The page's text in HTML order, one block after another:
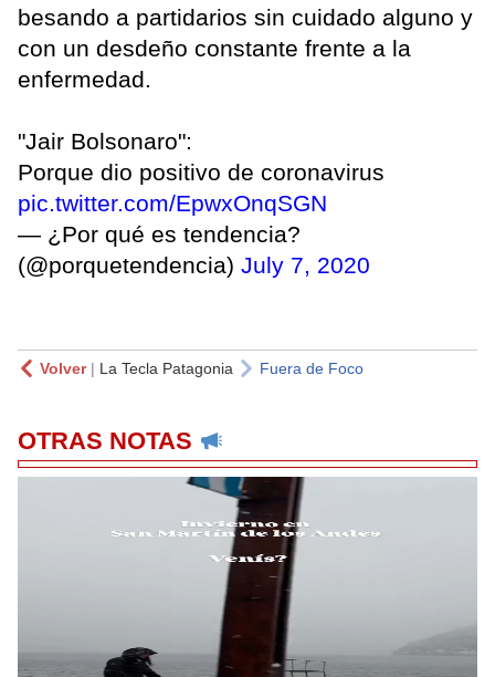
besando a partidarios sin cuidado alguno y
con un desdeño constante frente a la
enfermedad.
"Jair Bolsonaro":
Porque dio positivo de coronavirus
pic.twitter.com/EpwxOnqSGN
— ¿Por qué es tendencia?
(@porquetendencia) July 7, 2020
Volver| La Tecla Patagonia Fuera de Foco
OTRAS NOTAS